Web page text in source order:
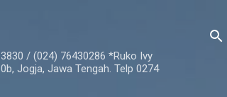
/ (024) 76430286 *Ruko Ivy
Jogja, Jawa Tengah. Telp 0274